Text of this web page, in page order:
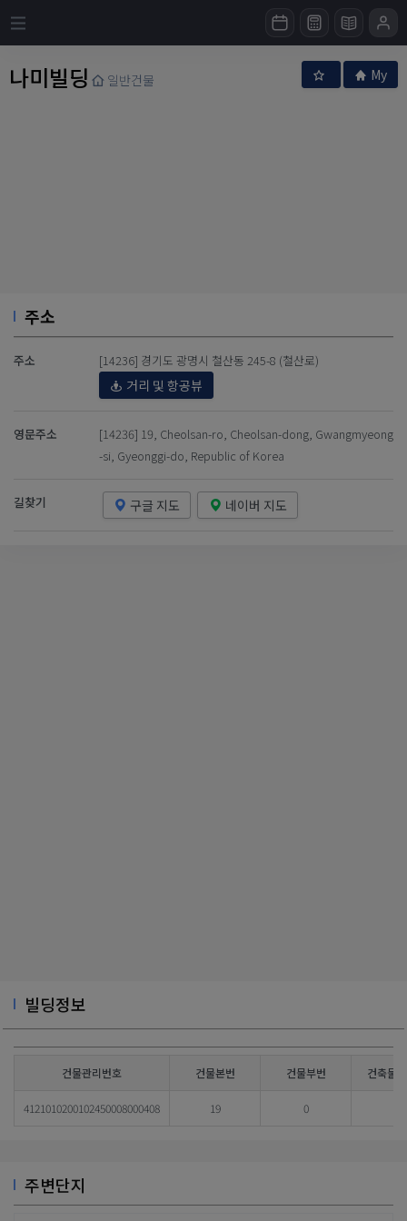
나미빌딩 일반건물 My
주소
주소 [14236] 경기도 광명시 철산동 245-8 (철산로)
거리 및 항공뷰
영문주소
[14236] 19, Cheolsan-ro, Cheolsan-dong, Gwangmyeong
-si, Gyeonggi-do, Republic of Korea
길찾기 구글 지도 네이버 지도
빌딩정보
건물관리번호 건물본번 건물부번 건축물
4121010200102450008000408 19 0
주변단지